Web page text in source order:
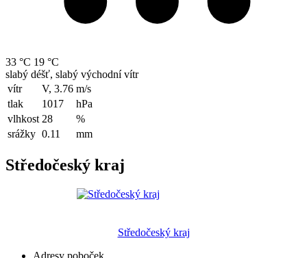
33 °C 19 °C
slabý déšť, slabý východní vítr
vítr
V, 3.76 m/s
tlak
1017
hPa
vlhkost 28
%
srážky 0.11 mm
Středočeský kraj
Středočeský kraj
Adresy poboček